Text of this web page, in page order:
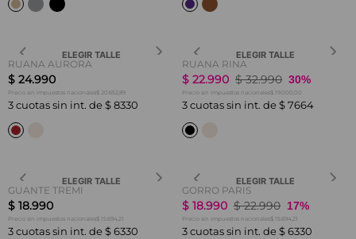
ELEGIR TALLE
RUANA AURORA
$ 24.990
Precio sin impuestos nacionales$ 20.652,89
3 cuotas sin int. de $ 8330
ELEGIR TALLE
RUANA RINA
$ 22.990 $ 32.990 30%
Precio sin impuestos nacionales$ 19.000,00
3 cuotas sin int. de $ 7664
ELEGIR TALLE
GUANTE TREMI
$ 18.990
Precio sin impuestos nacionales$ 15.694,21
3 cuotas sin int. de $ 6330
ELEGIR TALLE
GORRO PARIS
$ 18.990 $ 22.990 17%
Precio sin impuestos nacionales$ 15.694,21
3 cuotas sin int. de $ 6330